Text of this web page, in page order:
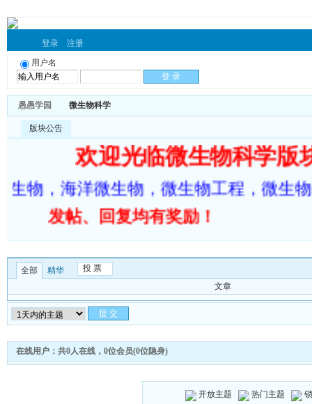
登录 注册
用户名
愚愚学园 微生物科学
版块公告
欢迎光临微生物科学版
物，海洋微生物，微生物工程，微生
发帖、回复均有奖励！
全部 精华
投 票
文章
在线用户：共0人在线，0位会员(0位隐身)
开放主题 热门主题